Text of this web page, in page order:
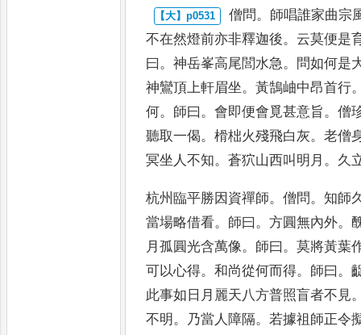
僧問。 師唱誰家曲宗
不在然燈前亦非釋迦後。 云莫便是
曰 。神岳峯高尾閭水急。
問如何是
神鸞頂上軒眉坐。黃鵠岫中昂首行
何。 師曰 。會即便會覓甚意旨。僧
聽取一偈。榾柮火殘飛白 灰。老僧
冥坐人不知。蒼狖山西叫明月 。 久
杭州臨平勝因資禪師。僧問。知師
當場略借看。 師曰 。方圓無內外。
月孤圓光含萬像。 師曰 。莫將黃葉
可以心得。和尚從何而得。 師曰 。
此事如日月麗天八方普照盲者不見
不明。 乃當人障隔。若據祖師正令